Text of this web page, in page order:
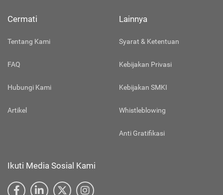
Cermati
Tentang Kami
FAQ
Hubungi Kami
Artikel
Lainnya
Syarat & Ketentuan
Kebijakan Privasi
Kebijakan SMKI
Whistleblowing
Anti Gratifikasi
Ikuti Media Sosial Kami